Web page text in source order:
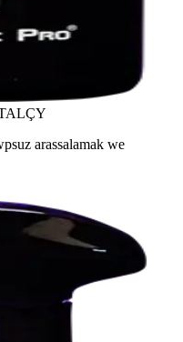
arassalamak we